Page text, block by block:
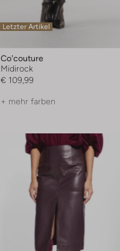
Letzter Artikel
Co'couture
Midirock
€ 109,99
+ mehr farben